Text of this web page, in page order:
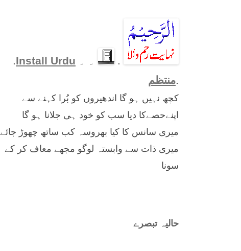
. ۔ ۔ Install Urdu
.
.منتظم
کچھ نہیں ہو گا اندھیروں کو بُرا کہنے سے
اپنےحصےکا دیا سب کو خود ہی جلانا ہو گا
میری سانس کا کیا بھروسہ کب ساتھ چھوڑ جائے
میری ذات سے وابستہ لوگو مجھے معاف کر کے
سونا
حالیہ تبصرے